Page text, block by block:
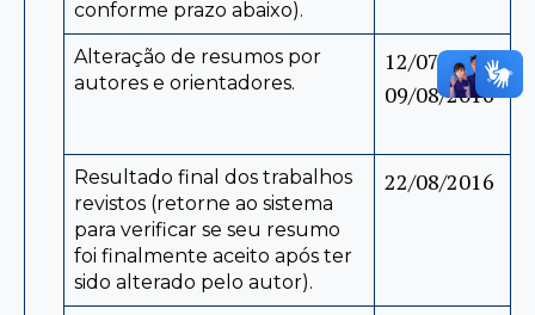
conforme prazo abaixo).
Alteração de resumos por
autores e orientadores.
12/07 a
09/08/2016
Resultado final dos trabalhos
revistos (retorne ao sistema
para verificar se seu resumo
foi finalmente aceito após ter
sido alterado pelo autor).
22/08/2016